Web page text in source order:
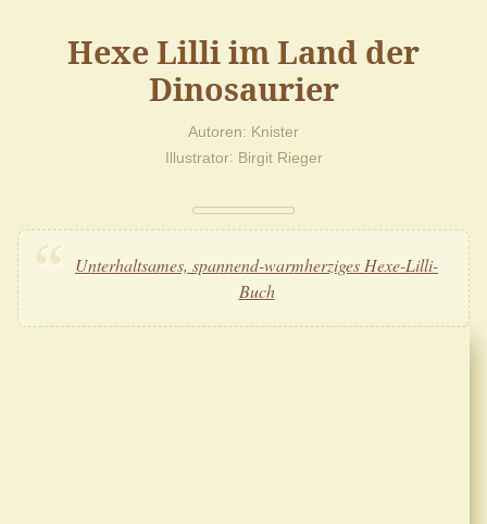
Hexe Lilli im Land der
Dinosaurier
Autoren Knister
Illustrator Birgit Rieger
Unterhaltsames, spannend-warmherziges Hexe-Lilli-
Buch